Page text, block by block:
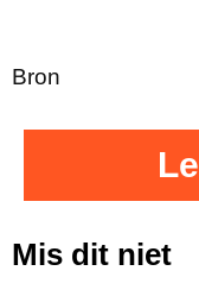
Bron
Mis dit niet